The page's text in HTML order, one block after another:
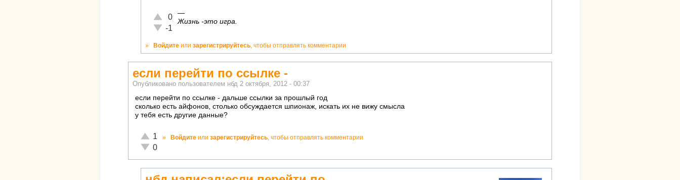
Отлично!
0
Неадекватно!
-1
—
Жизнь -это игра.
» Войдите или зарегистрируйтесь, чтобы отправлять комментарии
если перейти по ссылке -
Опубликовано пользователем нбд 2 октября, 2012 - 00:37
если перейти по ссылке - дальше ссылки за прошлый год
сколько есть айфонов, столько обсуждается шпионаж, искать их не вижу смысла
у тебя есть другие данные?
Отлично!
1
Неадекватно!
0
» Войдите или зарегистрируйтесь, чтобы отправлять комментарии